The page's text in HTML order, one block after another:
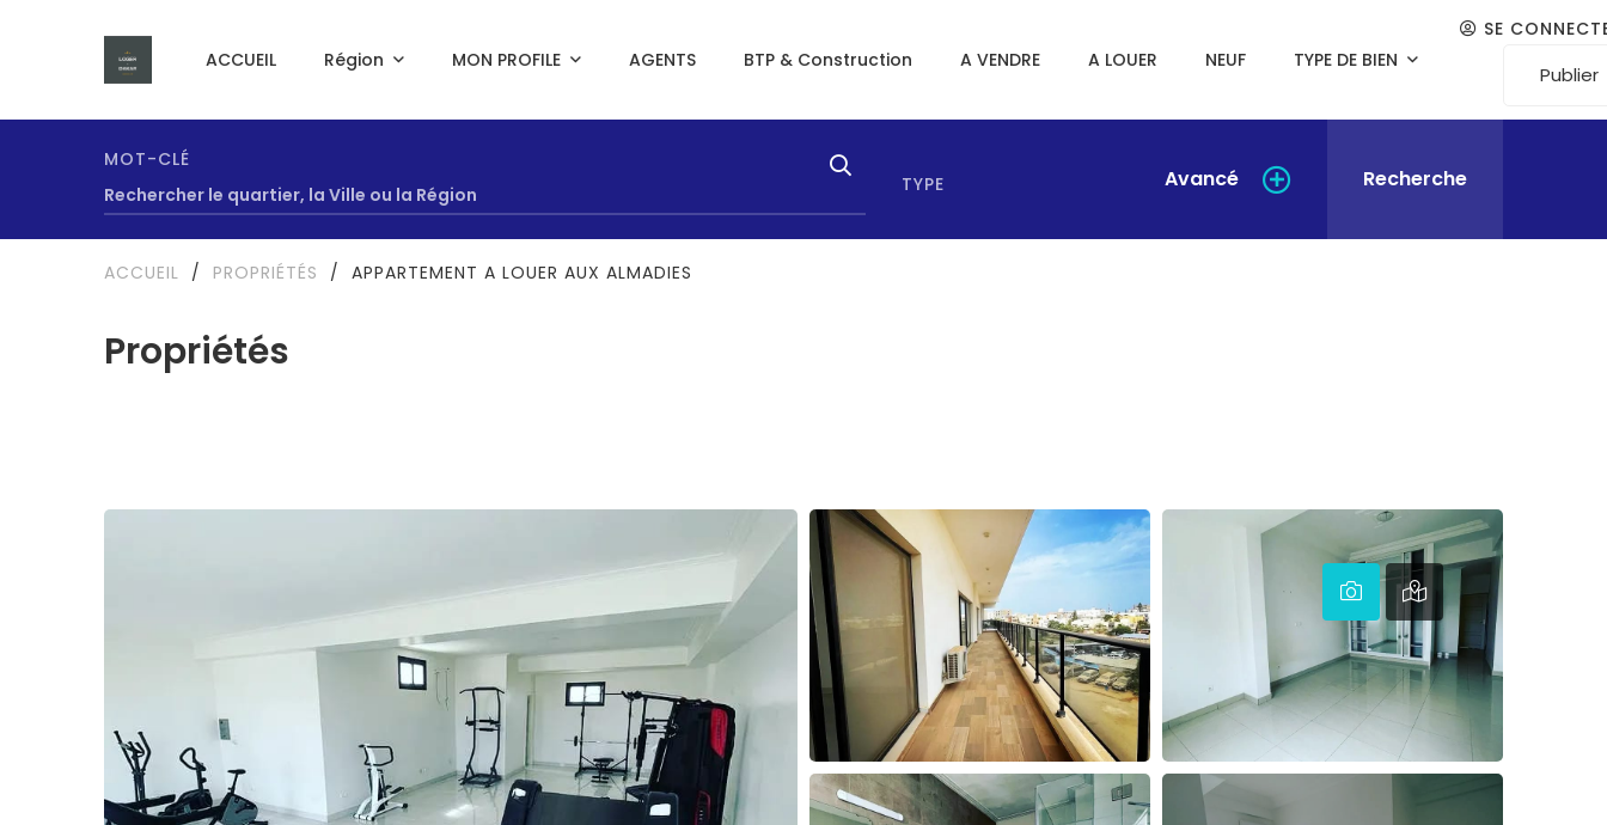
ACCUEIL Région MON PROFILE AGENTS BTP & Construction A VENDRE A LOUER NEUF TYPE DE BIEN
SE
Publier
MOT-CLÉ
TYPE
Avancé Recherche
Propriétés
ACCUEIL / PROPRIÉTÉS / APPARTEMENT A LOUER AUX ALMADIES